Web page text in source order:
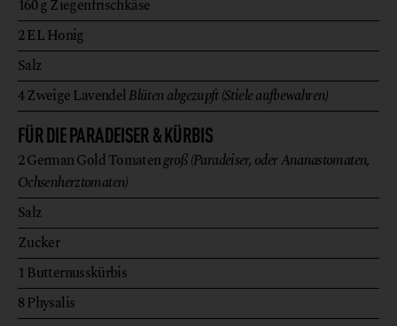
160gZiegenfrischkäse
2ELHonig
Salz
4ZweigeLavendelBlüten abgezupft (Stiele aufbewahren)
FÜR DIE PARADEISER & KÜRBIS
2German Gold Tomatengroß (Paradeiser, oder Ananastomaten,
Ochsenherztomaten)
Salz
Zucker
1 Butternusskürbis
8Physalis